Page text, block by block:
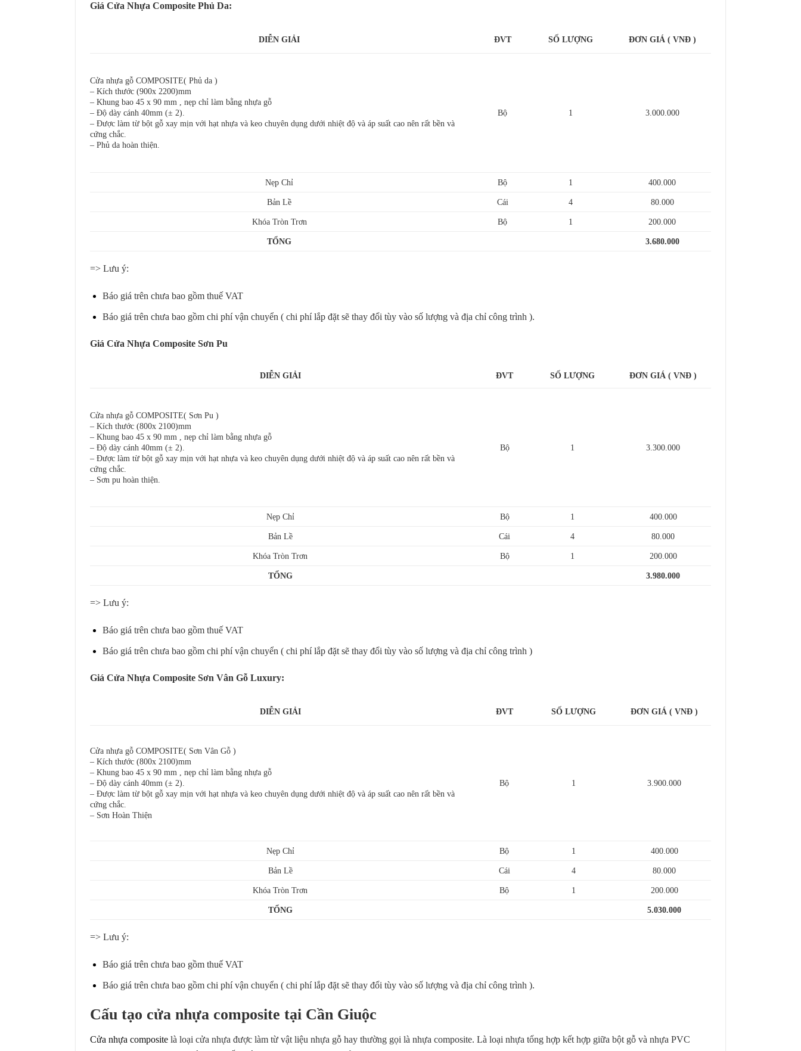
Giá Cửa Nhựa Composite Phủ Da:
DIỄN GIẢI ĐVT SỐ LƯỢNG ĐƠN GIÁ ( VNĐ )
Cửa nhựa gỗ COMPOSITE( Phủ da )
– Kích thước (900x 2200)mm
– Khung bao 45 x 90 mm , nẹp chỉ làm bằng nhựa gỗ
– Độ dày cánh 40mm (± 2).
– Được làm từ bột gỗ xay mịn với hạt nhựa và keo chuyên dụng dưới nhiệt độ và áp suất cao nên rất bền và
cứng chắc.
– Phủ da hoàn thiện.
Bộ 1 3.000.000
Nẹp Chỉ Bộ 1 400.000
Bản Lề Cái 4 80.000
Khóa Tròn Trơn Bộ 1 200.000
TỔNG 3.680.000
=> Lưu ý:
Báo giá trên chưa bao gồm thuế VAT
Báo giá trên chưa bao gồm chi phí vận chuyển ( chi phí lắp đặt sẽ thay đổi tùy vào số lượng và địa chỉ công trình ).
Giá Cửa Nhựa Composite Sơn Pu
DIỄN GIẢI ĐVT SỐ LƯỢNG ĐƠN GIÁ ( VNĐ )
Cửa nhựa gỗ COMPOSITE( Sơn Pu )
– Kích thước (800x 2100)mm
– Khung bao 45 x 90 mm , nẹp chỉ làm bằng nhựa gỗ
– Độ dày cánh 40mm (± 2).
– Được làm từ bột gỗ xay mịn với hạt nhựa và keo chuyên dụng dưới nhiệt độ và áp suất cao nên rất bền và
cứng chắc.
– Sơn pu hoàn thiện.
Bộ 1 3.300.000
Nẹp Chỉ Bộ 1 400.000
Bản Lề Cái 4 80.000
Khóa Tròn Trơn Bộ 1 200.000
TỔNG 3.980.000
=> Lưu ý:
Báo giá trên chưa bao gồm thuế VAT
Báo giá trên chưa bao gồm chi phí vận chuyển ( chi phí lắp đặt sẽ thay đổi tùy vào số lượng và địa chỉ công trình )
Giá Cửa Nhựa Composite Sơn Vân Gỗ Luxury:
DIỄN GIẢI ĐVT SỐ LƯỢNG ĐƠN GIÁ ( VNĐ )
Cửa nhựa gỗ COMPOSITE( Sơn Vân Gỗ )
– Kích thước (800x 2100)mm
– Khung bao 45 x 90 mm , nẹp chỉ làm bằng nhựa gỗ
– Độ dày cánh 40mm (± 2).
– Được làm từ bột gỗ xay mịn với hạt nhựa và keo chuyên dụng dưới nhiệt độ và áp suất cao nên rất bền và
cứng chắc.
– Sơn Hoàn Thiện
Bộ 1 3.900.000
Nẹp Chỉ Bộ 1 400.000
Bản Lề Cái 4 80.000
Khóa Tròn Trơn Bộ 1 200.000
TỔNG 5.030.000
=> Lưu ý:
Báo giá trên chưa bao gồm thuế VAT
Báo giá trên chưa bao gồm chi phí vận chuyển ( chi phí lắp đặt sẽ thay đổi tùy vào số lượng và địa chỉ công trình ).
Cấu tạo cửa nhựa composite tại Cần Giuộc
Cửa nhựa composite là loại cửa nhựa được làm từ vật liệu nhựa gỗ hay thường gọi là nhựa composite. Là loại nhựa tổng hợp kết hợp giữa bột gỗ và nhựa PVC